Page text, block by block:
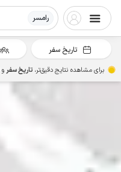
رامسر
تاریخ سفر
برای مشاهده نتایج دقیق‌تر، تاریخ سفرو